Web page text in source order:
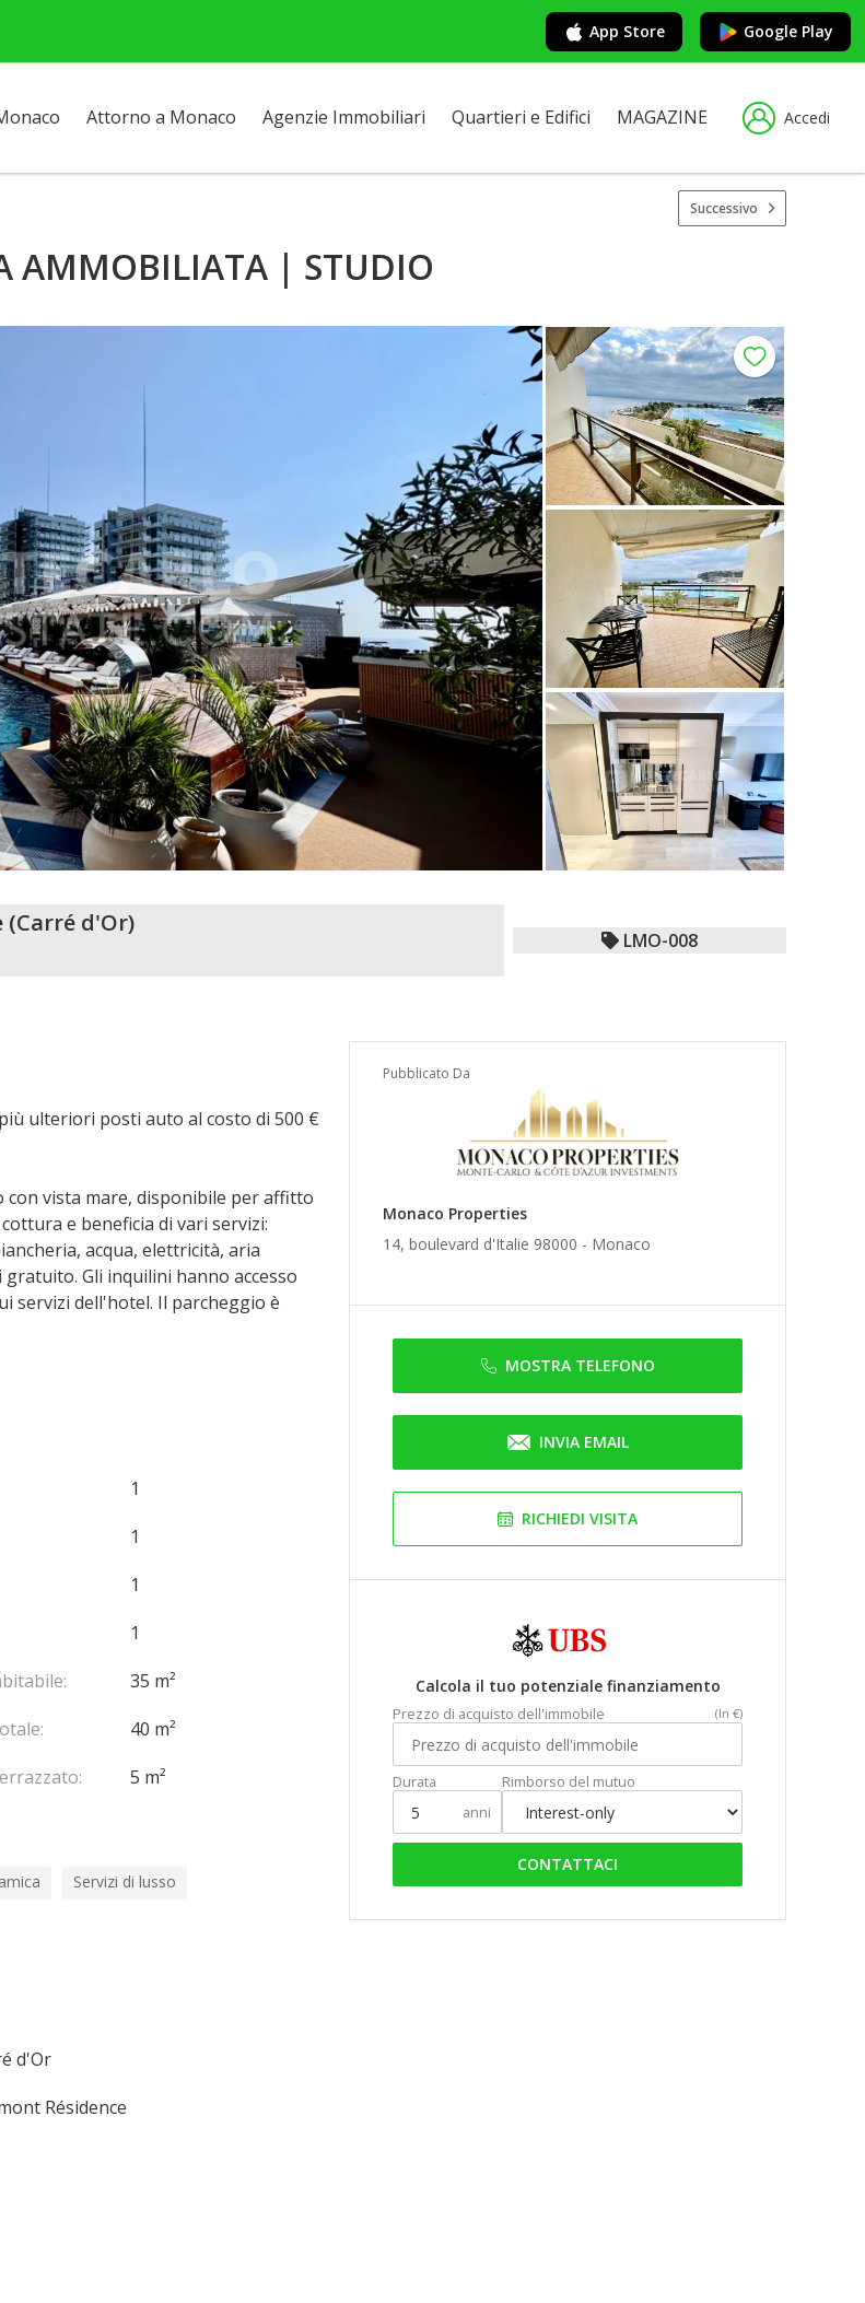
App Store Google Play
Attorno a Monaco Agenzie Immobiliari Quartieri e Edifici MAGAZINE Accedi
Successivo
AMMOBILIATA | STUDIO
(Carré d'Or)
LMO-008
Pubblicato Da
Monaco Properties
14, boulevard d'Italie 98000 - Monaco
MOSTRA TELEFONO
INVIA EMAIL
RICHIEDI VISITA
Calcola il tuo potenziale finanziamento
Prezzo di acquisto dell'immobile (In €)
Durata
anni
Rimborso del mutuo
CONTATTACI
ulteriori posti auto al costo di 500 €
vista mare, disponibile per affitto
e beneficia di vari servizi:
acqua, elettricità, aria
Gli inquilini hanno accesso
servizi dell'hotel. Il parcheggio è
1
1
1
1
35 m²
40 m²
5 m²
Servizi di lusso
d'Or
Résidence